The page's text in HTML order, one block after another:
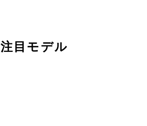
注目モデル